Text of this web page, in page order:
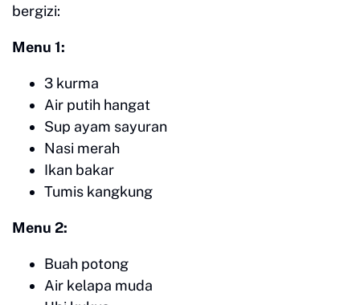
bergizi:
Menu 1:
3 kurma
Air putih hangat
Sup ayam sayuran
Nasi merah
Ikan bakar
Tumis kangkung
Menu 2:
Buah potong
Air kelapa muda